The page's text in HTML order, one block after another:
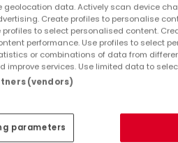
479.900 €
107
geolocation data. Actively scan device
Create profiles to personalise
profiles to select personalised content.
performance. Use profiles to select
or combinations of data from
improve services. Use limited data to
(vendors)
parameters